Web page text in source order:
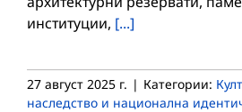
институции, [...]
27 август 2025 г. | Категории:
наследство и национална